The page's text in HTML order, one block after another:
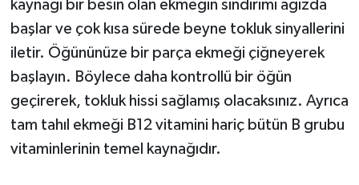
kaynağı bir besin olan ekmeğin sindirimi ağızda
başlar ve çok kısa sürede beyne tokluk sinyallerini
iletir. Öğününüze bir parça ekmeği çiğneyerek
başlayın. Böylece daha kontrollü bir öğün
geçirerek, tokluk hissi sağlamış olacaksınız. Ayrıca
tam tahıl ekmeği B12 vitamini hariç bütün B grubu
vitaminlerinin temel kaynağıdır.